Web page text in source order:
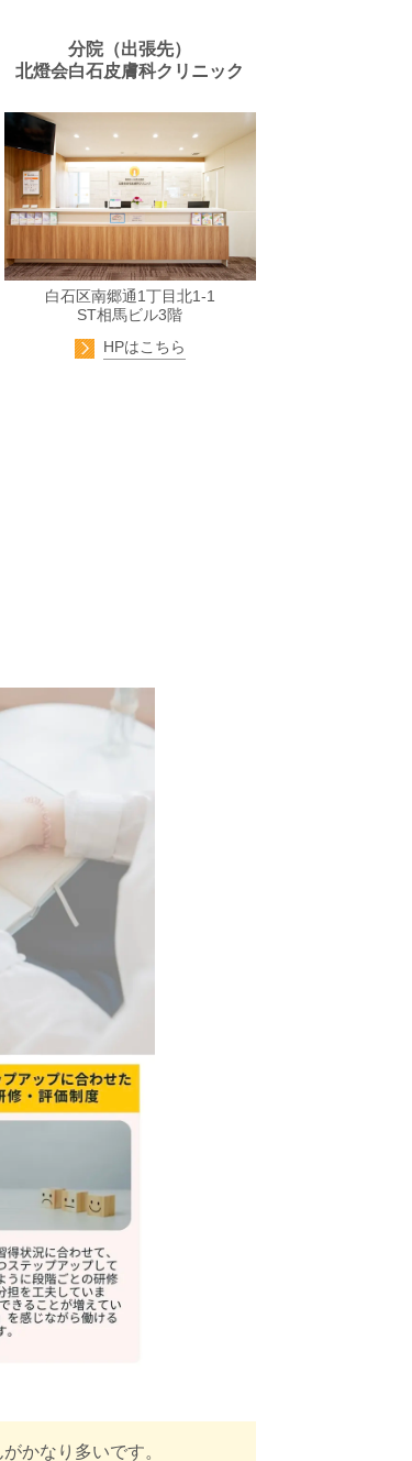
分院（出張先）
北燈会白石皮膚科クリニック
白石区南郷通1丁目北1-1
ST相馬ビル3階
HPはこちら
かなり多いです。